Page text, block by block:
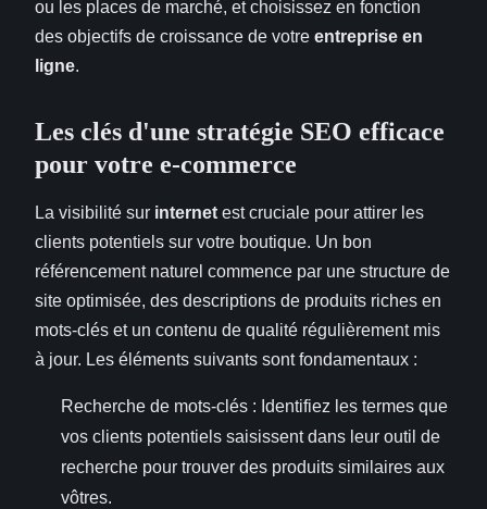
ou les places de marché, et choisissez en fonction
des objectifs de croissance de votre entreprise en
ligne.
Les clés d'une stratégie SEO efficace
pour votre e-commerce
La visibilité sur internet est cruciale pour attirer les
clients potentiels sur votre boutique. Un bon
référencement naturel commence par une structure de
site optimisée, des descriptions de produits riches en
mots-clés et un contenu de qualité régulièrement mis
à jour. Les éléments suivants sont fondamentaux :
Recherche de mots-clés : Identifiez les termes que
vos clients potentiels saisissent dans leur outil de
recherche pour trouver des produits similaires aux
vôtres.